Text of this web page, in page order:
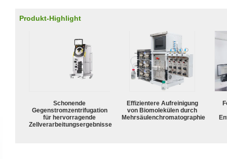
Produkt-Highlight
Schonende
Gegenstromzentrifugation
für hervorragende
Zellverarbeitungsergebnisse
Effizientere Aufreinigung
von Biomolekülen durch
Mehrsäulenchromatographie